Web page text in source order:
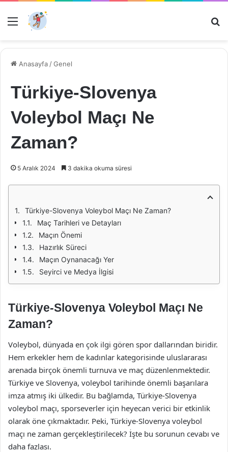
Menü
Anasayfa /Genel
Türkiye-Slovenya
Voleybol Maçı Ne
Zaman?
5 Aralık 2024 3 dakika okuma süresi
Türkiye-Slovenya Voleybol Maçı Ne Zaman?
Maç Tarihleri ve Detayları
Maçın Önemi
Hazırlık Süreci
Maçın Oynanacağı Yer
Seyirci ve Medya İlgisi
Türkiye-Slovenya Voleybol Maçı Ne
Zaman?
Voleybol, dünyada en çok ilgi gören spor dallarından biridir.
Hem erkekler hem de kadınlar kategorisinde uluslararası
arenada birçok önemli turnuva ve maç düzenlenmektedir.
Türkiye ve Slovenya, voleybol tarihinde önemli başarılara
imza atmış iki ülkedir. Bu bağlamda, Türkiye-Slovenya
voleybol maçı, sporseverler için heyecan verici bir etkinlik
olarak öne çıkmaktadır. Peki, Türkiye-Slovenya voleybol
maçı ne zaman gerçekleştirilecek? İşte bu sorunun cevabı ve
daha fazlası.